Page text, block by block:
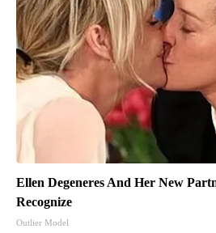
Ellen Degeneres And Her New
Recognize
Outlier Model